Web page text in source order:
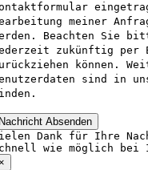
meiner
Beachten Sie
zukünftig per
können.
sind in
Absenden
Dank für Ihre
wie möglich bei